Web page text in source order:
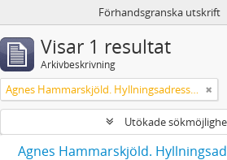
Förhandsgranska utskrift
Visar 1 resultat
Arkivbeskrivning
Agnes Hammarskjöld. Hyllningsadresser på 60-årsdagen
Utökade